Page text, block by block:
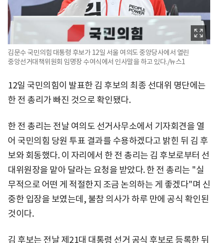
김문수 국민의힘 대통령 후보가 12일 서울 여의도 중앙당사에서 열린
중앙선거대책위원회 임명장 수여식에서 인사말을 하고 있다./뉴스1
12일 국민의힘이 발표한 김 후보의 최종 선대위 명단에는
한 전 총리가 빠진 것으로 확인됐다.
한 전 총리는 전날 여의도 선거사무소에서 기자회견을 열
어 국민의힘 당원 투표 결과를 수용하겠다고 밝힌 뒤 김 후
보와 회동했다. 이 자리에서 한 전 총리는 김 후보로부터 선
대위원장을 맡아 달라는 요청을 받았다. 한 전 총리는 "실
무적으로 어떤 게 적절한지 조금 논의하는 게 좋겠다"며 신
중한 입장을 보였는데, 불참 의사가 하루 만에 공식 확인된
것이다.
김 후보는 전날 제21대 대통령 선거 공식 후보로 등록한 뒤